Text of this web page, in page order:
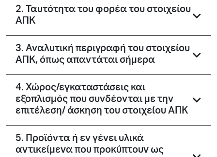
2. Ταυτότητα του φορέα του στοιχείου
ΑΠΚ
3. Αναλυτική περιγραφή του στοιχείου
ΑΠΚ, όπως απαντάται σήμερα
4. Χώρος/εγκαταστάσεις και
εξοπλισμός που συνδέονται με την
επιτέλεση/ άσκηση του στοιχείου ΑΠΚ
5. Προϊόντα ή εν γένει υλικά
αντικείμενα που προκύπτουν ως